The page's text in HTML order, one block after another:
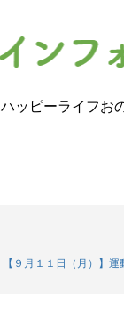
ハッピーライフお
【９月１１日（月）】